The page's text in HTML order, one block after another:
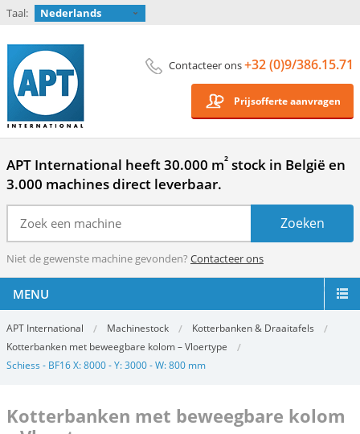
Taal: Nederlands
Contacteer ons+32 (0)9/386.15.71
Prijsofferte aanvragen
APT International heeft 30.000 m² stock in België en
3.000 machines direct leverbaar.
Niet de gewenste machine gevonden? Contacteer ons
MENU
APT International Machinestock
Kotterbanken & Draaitafels
Kotterbanken met beweegbare kolom – Vloertype
Schiess - BF16 X: 8000 - Y: 3000 - W: 800 mm
Kotterbanken met beweegbare kolom